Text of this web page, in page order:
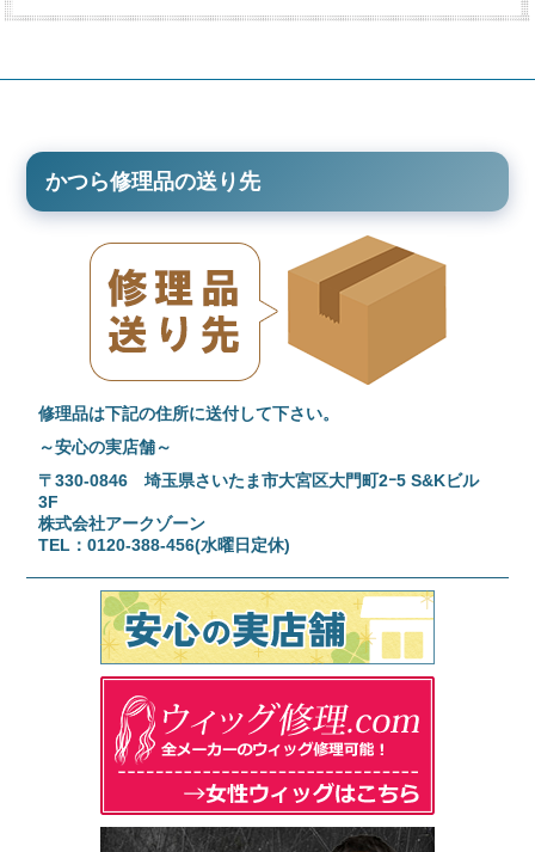
かつら修理品の送り先
修理品は下記の住所に送付して下さい。
～安心の実店舗～
〒330-0846 埼玉県さいたま市大宮区大門町2ｰ5 S&Kビル
3F
株式会社アークゾーン
TEL：0120-388-456(水曜日定休)